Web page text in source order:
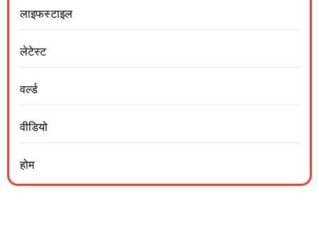
लाइफस्टाइल
लेटेस्ट
वर्ल्ड
वीडियो
होम